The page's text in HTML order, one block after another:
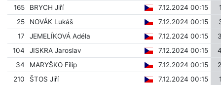
165
BRYCH Jiří 7.12.2024 00:15
25
NOVÁK Lukáš 7.12.2024 00:15
17
JEMELÍKOVÁ Adéla 7.12.2024 00:15
104
JISKRA Jaroslav 7.12.2024 00:15
34
MARYŠKO Filip 7.12.2024 00:15
210
ŠTOS Jiří 7.12.2024 00:15